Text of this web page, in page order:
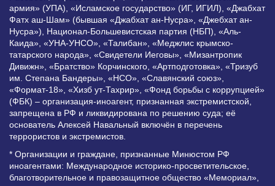
армия» (УПА), «Исламское государство» (ИГ, ИГИЛ), «Джабхат
Фатх аш-Шам» (бывшая «Джабхат ан-Нусра», «Джебхат ан-
Нусра»), Национал-Большевистская партия (НБП), «Аль-
Каида», «УНА-УНСО», «Талибан», «Меджлис крымско-
татарского народа», «Свидетели Иеговы», «Мизантропик
Дивижн», «Братство» Корчинского, «Артподготовка», «Тризуб
им. Степана Бандеры», «НСО», «Славянский союз»,
«Формат-18», «Хизб ут-Тахрир», «Фонд борьбы с коррупцией»
(ФБК) – организация-иноагент, признанная экстремистской,
запрещена в РФ и ликвидирована по решению суда; её
основатель Алексей Навальный включён в перечень
террористов и экстремистов.
* Организации и граждане, признанные Минюстом РФ
иноагентами: Международное историко-просветительское,
благотворительное и правозащитное общество «Мемориал»,